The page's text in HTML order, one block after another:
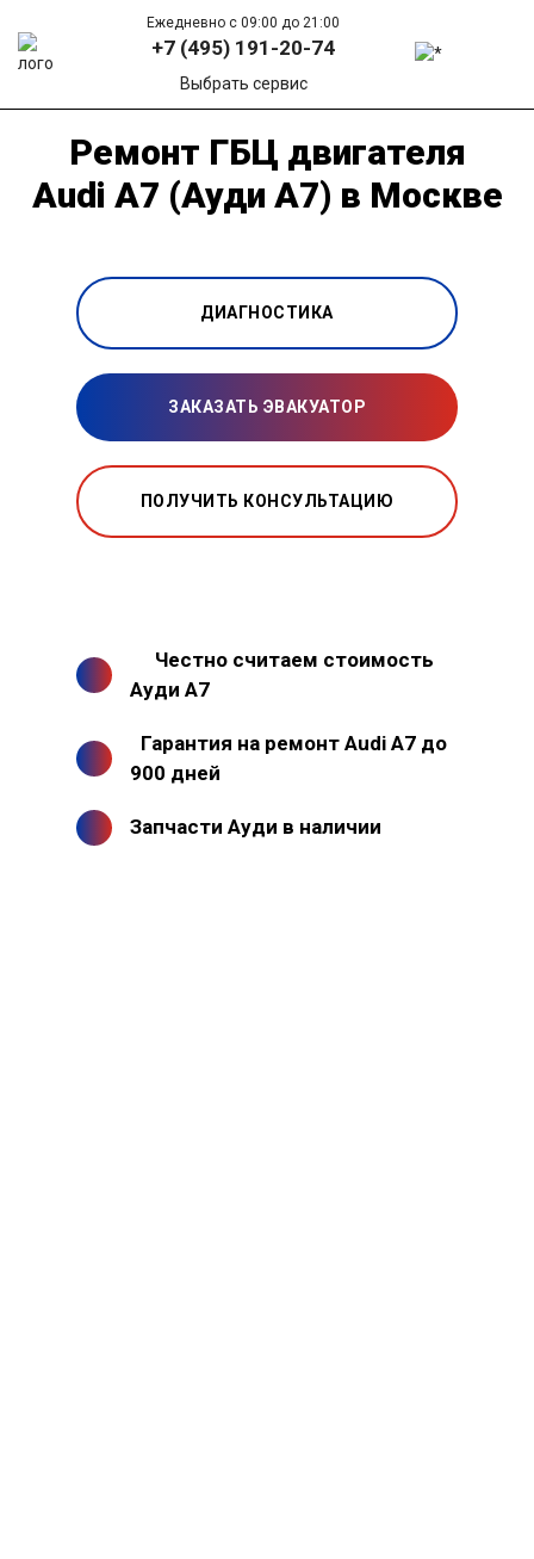
Ежедневно с 09:00 до 21:00
+7 (495) 191-20-74
Выбрать сервис
Ремонт ГБЦ двигателя
Audi A7 (Ауди А7) в Москве
ДИАГНОСТИКА
ЗАКАЗАТЬ ЭВАКУАТОР
ПОЛУЧИТЬ КОНСУЛЬТАЦИЮ
Честно считаем стоимость
Ауди А7
Гарантия на ремонт Audi A7 до
900 дней
Запчасти Ауди в наличии